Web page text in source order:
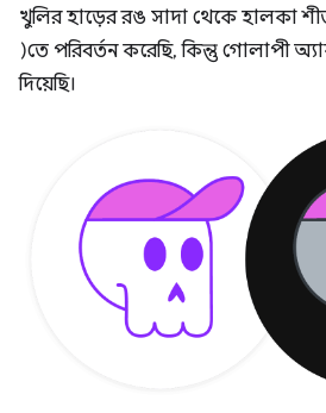
খুলির হাড়ের রঙ সাদা থেকে হালকা
)তে পরিবর্তন করেছি, কিন্তু গোলাপী
দিয়েছি।